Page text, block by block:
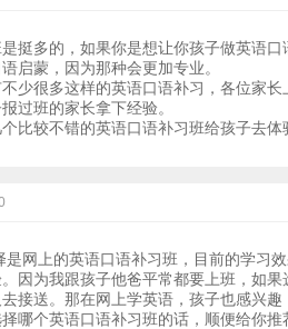
挺多的，如果你是想让你孩子做英语
启蒙，因为那种会更加专业。
少很多这样的英语口语补习，各位家长
过班的家长拿下经验。
比较不错的英语口语补习班给孩子去体
是网上的英语口语补习班，目前的学习
因为我跟孩子他爸平常都要上班，如
接送。那在网上学英语，孩子也感兴
哪个英语口语补习班的话，顺便给你